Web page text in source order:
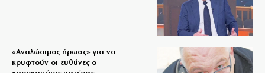
«Aναλώσιμος ήρωας» για να
κρυφτούν οι ευθύνες ο